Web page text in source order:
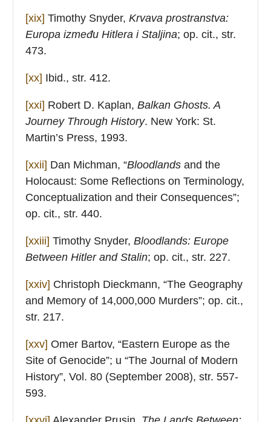
[xix] Timothy Snyder,Krvava prostranstva:
Europa između Hitlera i Staljina; op. cit., str.
473.
[xx] Ibid., str. 412.
[xxi] Robert D. Kaplan,Balkan Ghosts. A
Journey Through History. New York: St.
Martin’s Press, 1993.
[xxii] Dan Michman, “Bloodlands and the
Holocaust: Some Reflections on Terminology,
Conceptualization and their Consequences”;
op. cit., str. 440.
[xxiii] Timothy Snyder,Bloodlands:Europe
Between Hitler and Stalin; op. cit., str. 227.
[xxiv] Christoph Dieckmann, “The Geography
and Memory of 14,000,000 Murders”; op. cit.,
str. 217.
[xxv] Omer Bartov, “Eastern Europe as the
Site of Genocide”; u “The Journal of Modern
History”, Vol. 80 (September 2008), str. 557-
593.